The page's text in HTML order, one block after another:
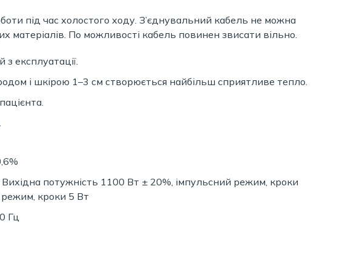
під час холостого ходу. З’єднувальний кабель не можна
По можливості кабель повинен звисати вільно.
з експлуатації.
і шкірою 1–3 см створюється найбільш сприятливе тепло.
потужність 1100 Вт ± 20%, імпульсний режим, кроки
кроки 5 Вт
Гц